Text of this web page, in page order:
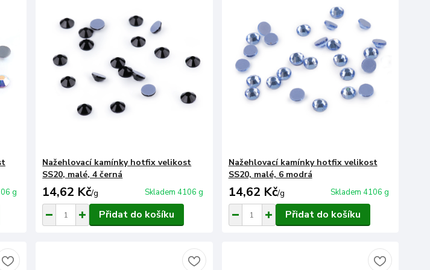
g
Nažehlovací kamínky hotfix velikost
SS20, malé, 4 černá
14,62 Kč/g Skladem 4106 g
Přidat do košíku
Nažehlovací kamínky hotfix velikost
SS20, malé, 6 modrá
14,62 Kč/g Skladem 4106 g
Přidat do košíku